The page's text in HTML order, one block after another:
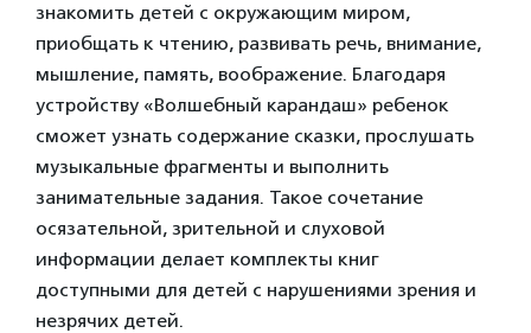
знакомить детей с окружающим миром,
приобщать к чтению, развивать речь, внимание,
мышление, память, воображение. Благодаря
устройству «Волшебный карандаш» ребенок
сможет узнать содержание сказки, прослушать
музыкальные фрагменты и выполнить
занимательные задания. Такое сочетание
осязательной, зрительной и слуховой
информации делает комплекты книг
доступными для детей с нарушениями зрения и
незрячих детей.